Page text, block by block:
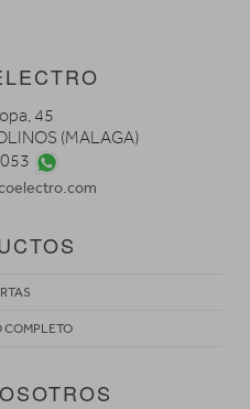
45
(MALAGA)
COMPLETO